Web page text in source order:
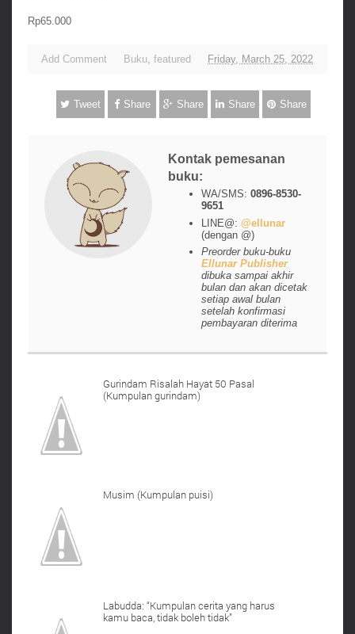
Rp65.000
Add Comment Buku, featured Friday, March 25, 2022
Tweet Share Share Share Share
Kontak pemesanan
buku:
WA/SMS:0896-8530-
9651
LINE@:@ellunar
(dengan @)
Preorder buku-buku
Ellunar Publisher
dibuka sampai akhir
bulan dan akan dicetak
setiap awal bulan
setelah konfirmasi
pembayaran diterima
Gurindam Risalah Hayat 50 Pasal
(Kumpulan gurindam)
Musim (Kumpulan puisi)
Labudda: “Kumpulan cerita yang harus
kamu baca, tidak boleh tidak”